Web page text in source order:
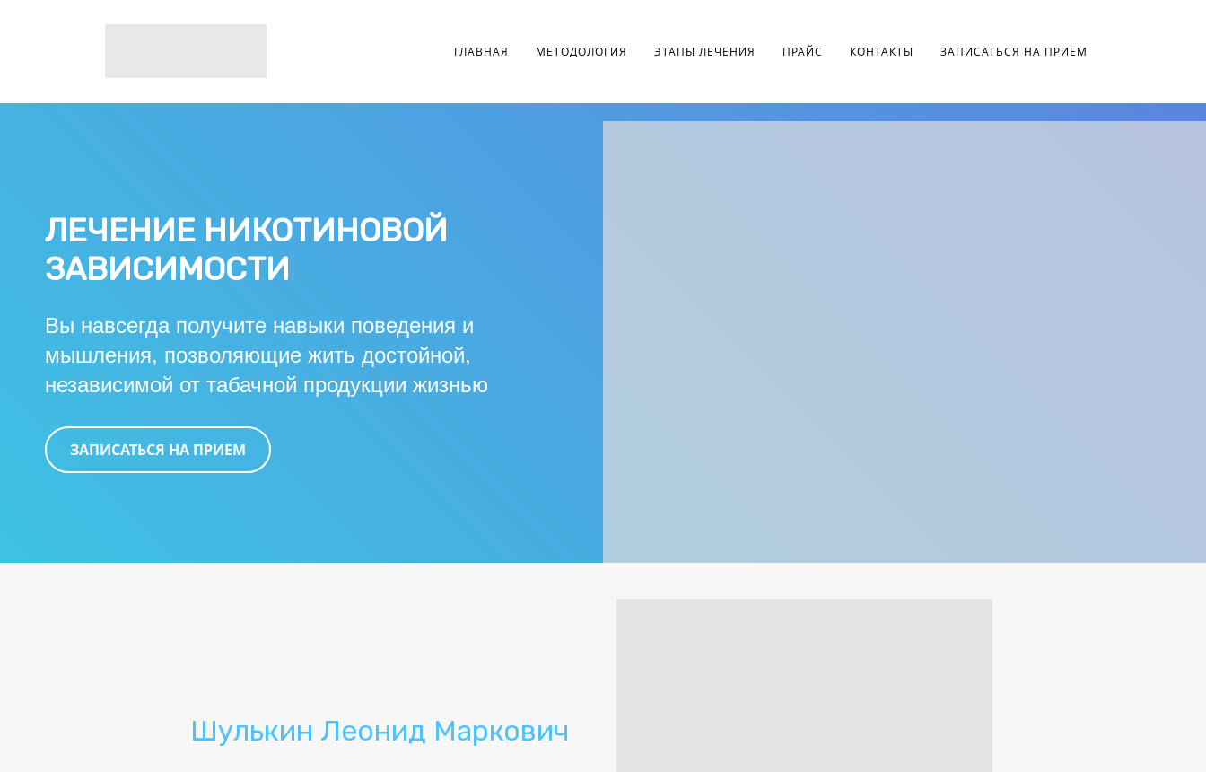
ГЛАВНАЯ МЕТОДОЛОГИЯ ЭТАПЫ ЛЕЧЕНИЯ ПРАЙС КОНТАКТЫ ЗАПИСАТЬСЯ НА ПРИЕМ
ЛЕЧЕНИЕ НИКОТИНОВОЙ
ЗАВИСИМОСТИ
Вы навсегда получите навыки поведения и
мышления, позволяющие жить достойной,
независимой от табачной продукции жизнью
ЗАПИСАТЬСЯ НА ПРИЕМ
Шулькин Леонид Маркович